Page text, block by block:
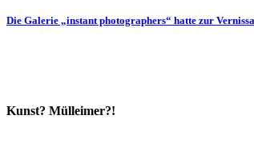
Die Galerie „instant photographers“ hatte zur
Kunst? Mülleimer?!